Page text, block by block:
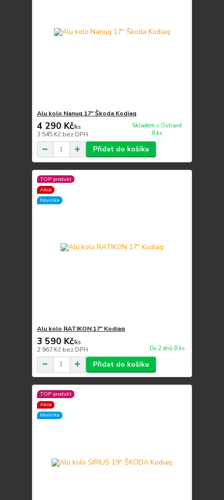
Alu kolo Nanuq 17" Škoda Kodiaq
4 290 Kč/ks
3 545 Kč bez DPH
Skladem v Ostravě
8 ks
Přidat do košíku
TOP produkt
Akce
Novinka
Alu kolo RATIKON 17" Kodiaq
3 590 Kč/ks
2 967 Kč bez DPH Do 2 dnů 8 ks
Přidat do košíku
TOP produkt
Akce
Novinka